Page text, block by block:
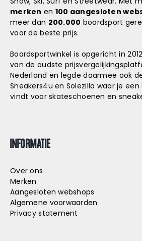
merken en 100 aangesloten
meer dan 200.000 boardsport
voor de beste prijs.
Boardsportwinkel is opgericht in
van de oudste
Nederland en legde daarmee ook
Sneakers4u en Solezilla waar je
vindt voor skateschoenen en
INFORMATIE
Over ons
Merken
Aangesloten webshops
Algemene voorwaarden
Privacy statement